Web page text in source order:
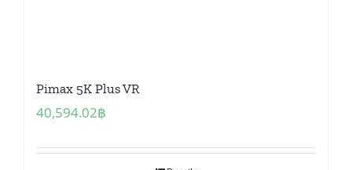
Pimax 5K Plus VR
40,594.02฿